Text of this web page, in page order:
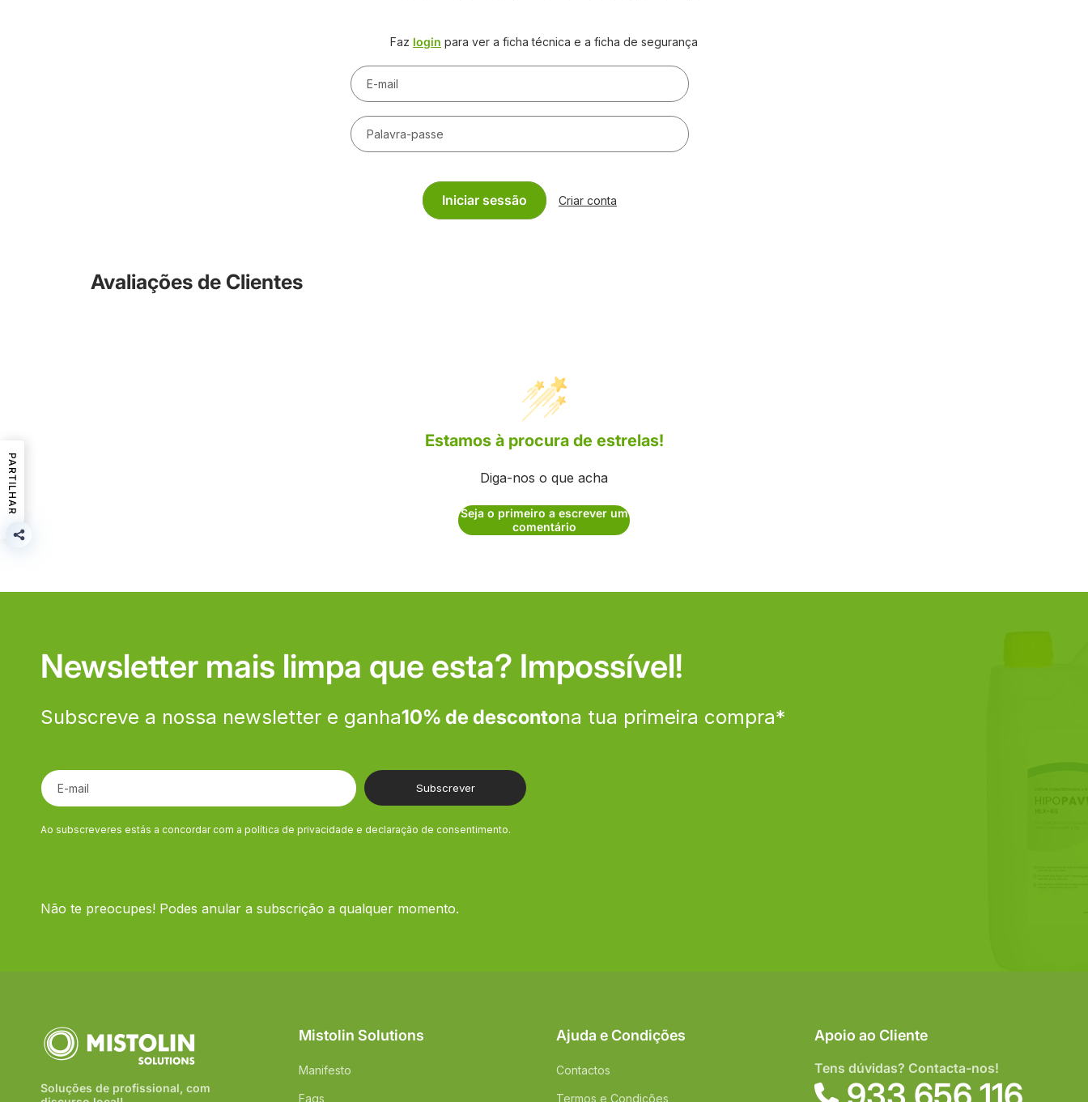
Faz login para ver a ficha técnica e a ficha de segurança
E-mail
Palavra-passe
Iniciar sessão Criar conta
Avaliações de Clientes
Estamos à procura de estrelas!
Diga-nos o que acha
Seja o primeiro a escrever um
comentário
Newsletter mais limpa que esta? Impossível!
Subscreve a nossa newsletter e ganha10% de descontona tua primeira compra*
E-mail Subscrever
Ao subscreveres estás a concordar com a política de privacidade e declaração de consentimento.
Não te preocupes! Podes anular a subscrição a qualquer momento.
Soluções de profissional, com
Mistolin Solutions
Manifesto
Faqs
Ajuda e Condições
Contactos
Termos e Condições
Apoio ao Cliente
Tens dúvidas? Contacta-nos!
PARTILHAR